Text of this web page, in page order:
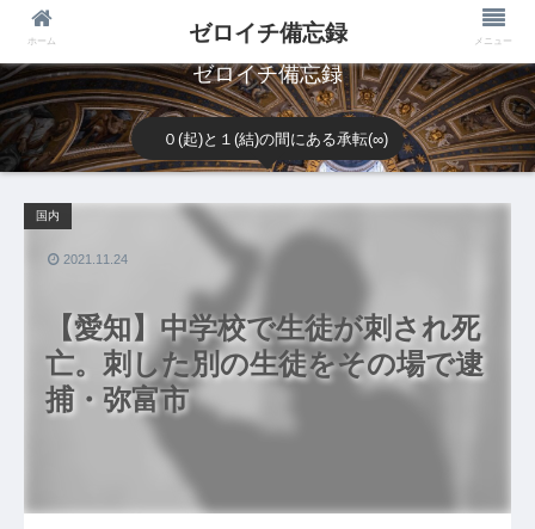
ゼロイチ備忘録
０(起)と１(結)の間にある承転(∞)
【愛知】中学校で生徒が刺され死
亡。刺した別の生徒をその場で逮
捕・弥富市
国内
2021.11.24
ホーム ゼロイチ備忘録 メニュー